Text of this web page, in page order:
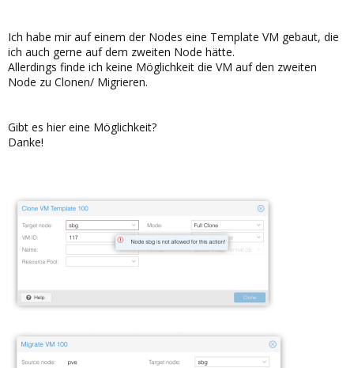
Ich habe mir auf einem der Nodes eine Template VM gebaut, die
ich auch gerne auf dem zweiten Node hätte.
Allerdings finde ich keine Möglichkeit die VM auf den zweiten
Node zu Clonen/ Migrieren.
Gibt es hier eine Möglichkeit?
Danke!